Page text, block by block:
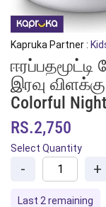
Kapruka Partner :
இரவு
Colorful
RS.2,750
Select Quantity
- +
Last 2 remaining